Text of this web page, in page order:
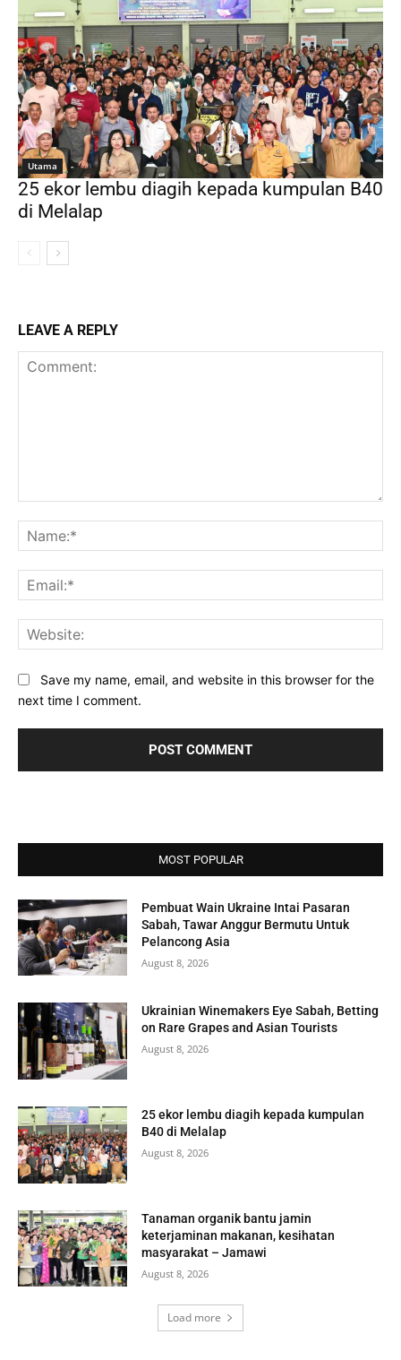
Utama
25 ekor lembu diagih kepada kumpulan B40
di Melalap
LEAVE A REPLY
Save my name, email, and website in this browser for the
next time I comment.
MOST POPULAR
Pembuat Wain Ukraine Intai Pasaran
Sabah, Tawar Anggur Bermutu Untuk
Pelancong Asia
August 8, 2026
Ukrainian Winemakers Eye Sabah, Betting
on Rare Grapes and Asian Tourists
August 8, 2026
25 ekor lembu diagih kepada kumpulan
B40 di Melalap
August 8, 2026
Tanaman organik bantu jamin
keterjaminan makanan, kesihatan
masyarakat – Jamawi
August 8, 2026
Load more